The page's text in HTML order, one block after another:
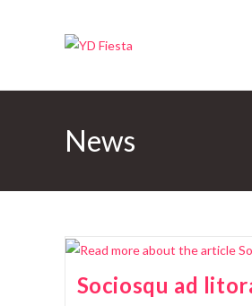
News
Sociosqu ad